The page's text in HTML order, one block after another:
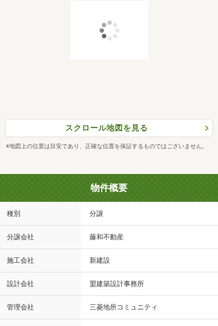
スクロール地図を見る
※地図上の位置は目安であり、正確な位置を保証するものではございません。
物件概要
種別 分譲
分譲会社 藤和不動産
施工会社 新建設
設計会社 盟建築設計事務所
管理会社 三菱地所コミュニティ